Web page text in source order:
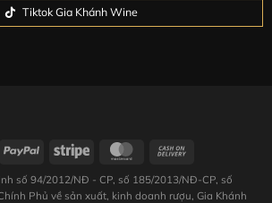
Tiktok Gia Khánh Wine
số 94/2012/NĐ - CP, số 185/2013/NĐ-CP, số
Phủ về sản xuất, kinh doanh rượu, Gia Khánh